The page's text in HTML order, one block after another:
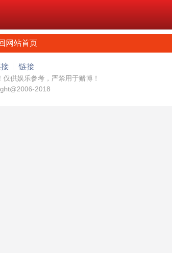
网站首页
链接
供娱乐参考，严禁用于赌博！
2018